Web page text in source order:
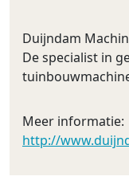
Duijndam
De specialist in
Meer informatie:
http://